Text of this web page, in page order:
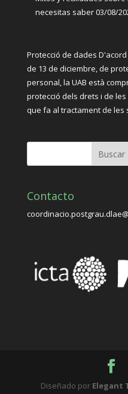
necesitas saber03/08/
Protecció de dades
de 13 de diciembre, de
personal, la UAB està
protecció dels drets i de
que fa al tractament de
Contacto
Diseñado por Elegant